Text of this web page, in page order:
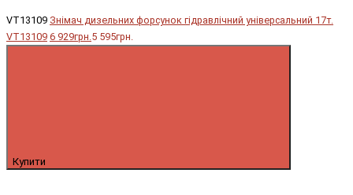
VT13109 Знімач дизельних форсунок гідравлічний універсальний 17т.
VT13109 6 929грн.5 595грн.
Купити